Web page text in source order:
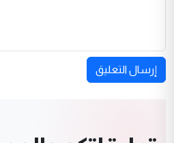
إرسال التعليق